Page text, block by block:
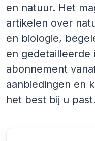
en natuur. Het
artikelen over
en biologie,
en gedetailleerde
abonnement
aanbiedingen en
het best bij u past.